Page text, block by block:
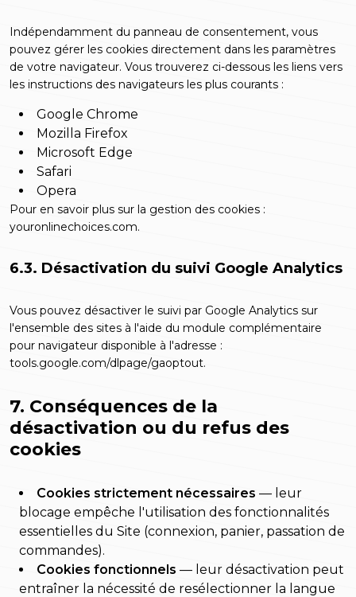
Indépendamment du panneau de consentement, vous
pouvez gérer les cookies directement dans les paramètres
de votre navigateur. Vous trouverez ci-dessous les liens vers
les instructions des navigateurs les plus courants :
Google Chrome
Mozilla Firefox
Microsoft Edge
Safari
Opera
Pour en savoir plus sur la gestion des cookies :
youronlinechoices.com.
6.3. Désactivation du suivi Google Analytics
Vous pouvez désactiver le suivi par Google Analytics sur
l'ensemble des sites à l'aide du module complémentaire
pour navigateur disponible à l'adresse :
tools.google.com/dlpage/gaoptout.
7. Conséquences de la
désactivation ou du refus des
cookies
Cookies strictement nécessaires — leur
blocage empêche l'utilisation des fonctionnalités
essentielles du Site (connexion, panier, passation de
commandes).
Cookies fonctionnels — leur désactivation peut
entraîner la nécessité de resélectionner la langue